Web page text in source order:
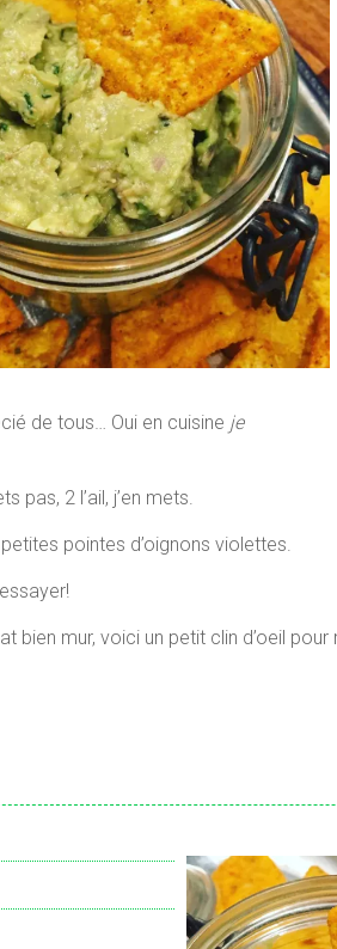
de tous… Oui en cuisine je
pas, 2 l’ail, j’en mets.
pointes d’oignons violettes.
bien mur, voici un petit clin d’oeil